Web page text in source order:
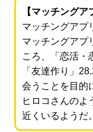
【マッチング
マッチングアプ
マッチングアプ
ころ、「恋活・
「友達作り」
会うことを目的
ヒロコさんのよ
近くいるようだ